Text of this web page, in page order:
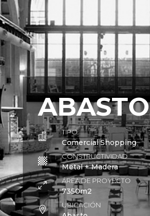
ABASTO
 TIPO
Comercial Shopping

CONSTRUCTIVIDAD
Metal + Madera
0
ÁREA DE PROYECTO
7350m2

UBICACIÓN